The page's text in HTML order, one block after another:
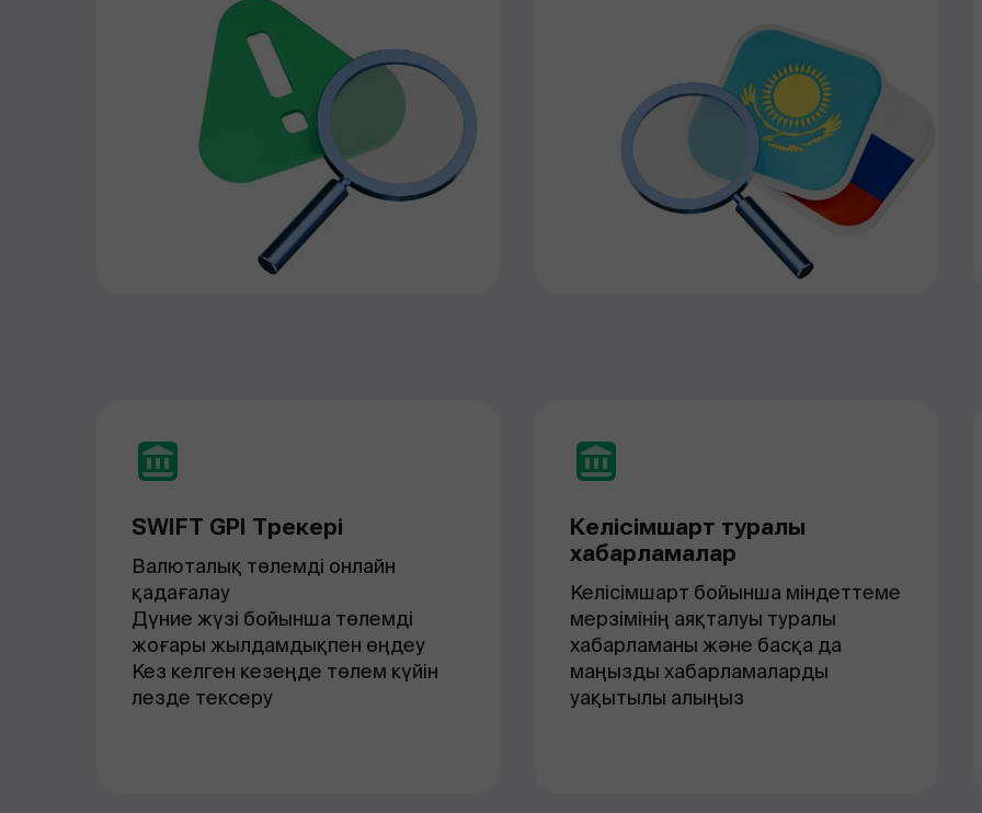
SWIFT GPI Трекері
Валюталық төлемді онлайн
қадағалау
Дүние жүзі бойынша төлемді
жоғары жылдамдықпен өңдеу
Кез келген кезеңде төлем күйін
лезде тексеру
Келісімшарт туралы
хабарламалар
Келісімшарт бойынша міндеттеме
мерзімінің аяқталуы туралы
хабарламаны және басқа да
маңызды хабарламаларды
уақытылы алыңыз